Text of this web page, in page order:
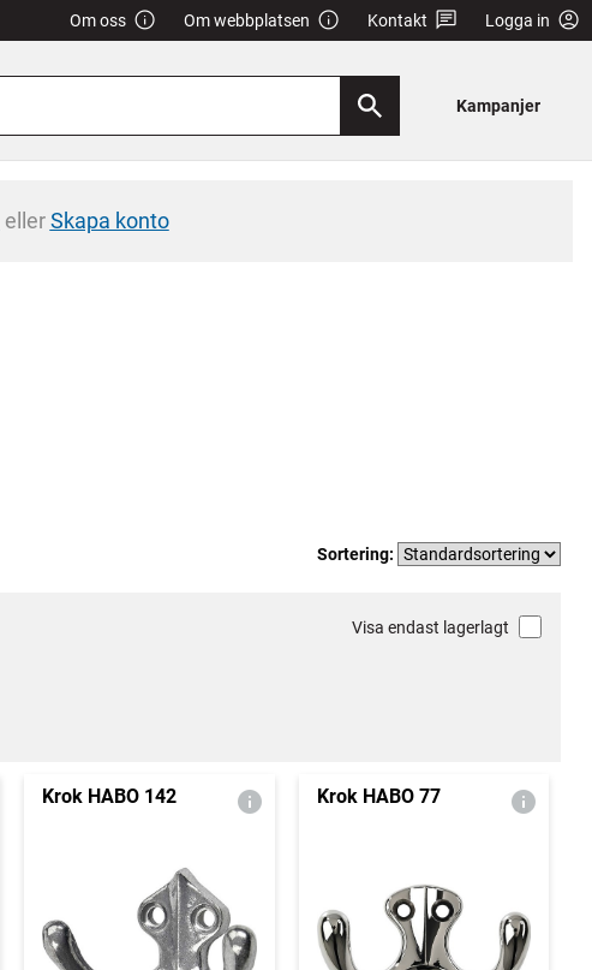
Om oss Om webbplatsen Kontakt Logga in
Kampanjer
ellerSkapa konto
Sortering:
Visa endast lagerlagt
Krok HABO 142 Krok HABO 77